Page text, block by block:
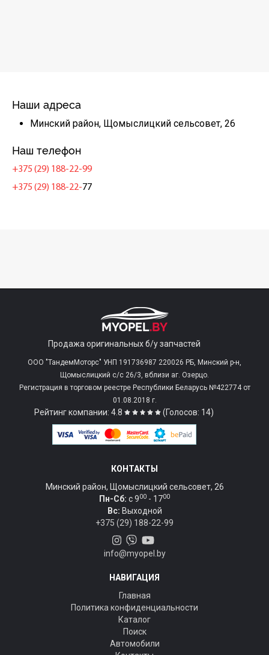
Наши адреса
Минский район, Щомыслицкий сельсовет, 26
Наш телефон
+375 (29) 188-22-99
+375 (29) 188-22-77
Продажа оригинальных б/у запчастей
ООО "ТандемМоторс" УНП 191736987 220026 РБ, Минский р-н,
Щомыслицкий с/c 26/3, вблизи аг. Озерцо.
Регистрация в торговом реестре Республики Беларусь №422774 от
01.08.2018 г.
Рейтинг компании: 4.8 (Голосов: 14)
КОНТАКТЫ
Минский район, Щомыслицкий сельсовет, 26
Пн-Сб: c 900 - 1700
Вс: Выходной
+375 (29) 188-22-99
info@myopel.by
НАВИГАЦИЯ
Главная
Политика конфиденциальности
Каталог
Поиск
Автомобили